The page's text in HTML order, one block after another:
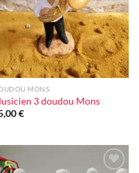
MONS
3 doudou Mons
€